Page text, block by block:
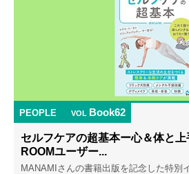
PEOPLE VOL Book62
セルフケアの超基本ー心＆体と上
ROOMユーザー...
MANAMIさんの書籍出版を記念した特別